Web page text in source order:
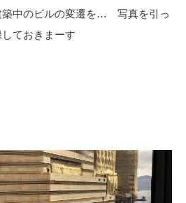
中のビルの変遷を… 写真を引っ
ておきまーす